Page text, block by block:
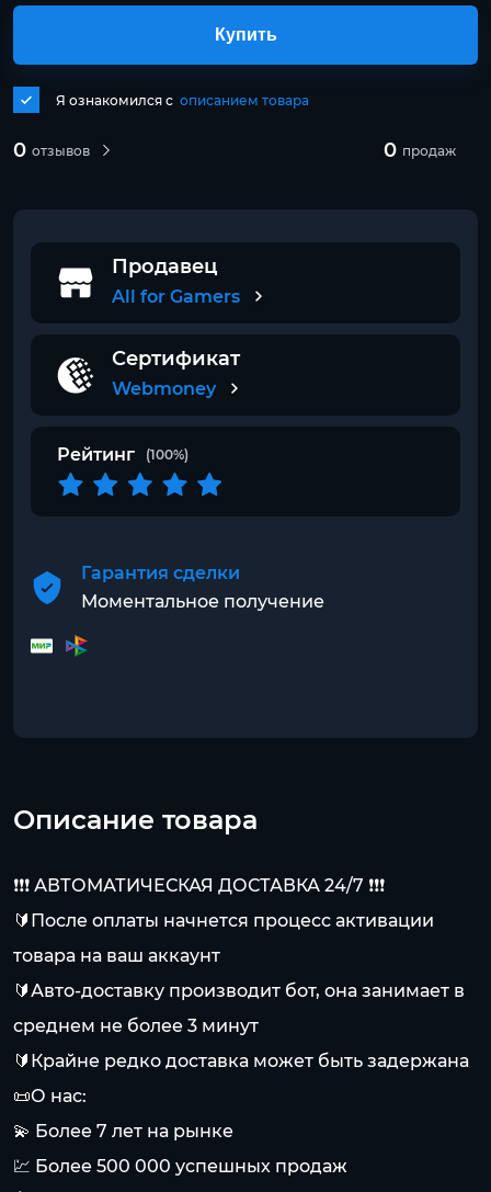
0 отзывов 0 продаж
Я ознакомился с описанием товара
Купить
Продавец
All for Gamers
Сертификат
Webmoney
Рейтинг (100%)
Гарантия сделки
Моментальное получение
Описание товара
❗️❗️❗️ АВТОМАТИЧЕСКАЯ ДОСТАВКА 24/7 ❗️❗️❗️
🔰После оплаты начнется процесс активации
товара на ваш аккаунт
🔰Авто-доставку производит бот, она занимает в
среднем не более 3 минут
🔰Крайне редко доставка может быть задержана
📜О нас:
💫 Более 7 лет на рынке
💹 Более 500 000 успешных продаж